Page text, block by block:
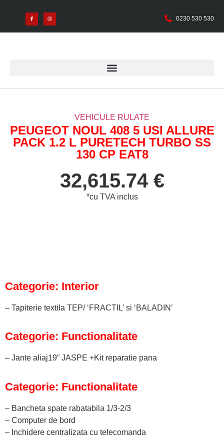
0230 530 530
VEHICULE RULATE
PEUGEOT NOUL 408 5 USI ALLURE
PACK 1.2 L PURETECH TURBO SS
130 CP EAT8
32,615.74 €
*cu TVA inclus
Categorie: Interior
– Tapiterie textila TEP/ ‘FRACTIL’ si ‘BALADIN’
Categorie: Functionalitate
– Jante aliaj19” JASPE +Kit reparatie pana
Categorie: Functionalitate
– Bancheta spate rabatabila 1/3-2/3
– Computer de bord
– Inchidere centralizata cu telecomanda